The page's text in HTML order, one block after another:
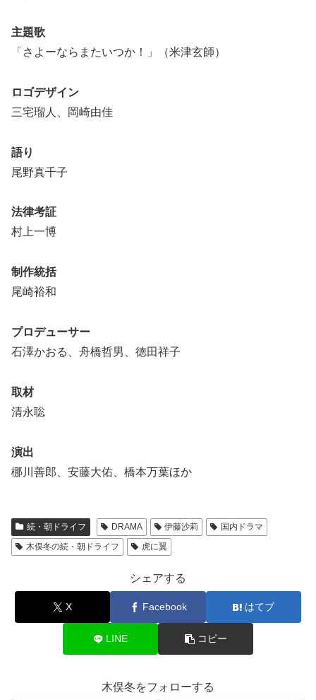
主題歌
「さよーならまたいつか！」（米津玄師）
ロゴデザイン
三宅瑠人、岡崎由佳
語り
尾野真千子
法律考証
村上一博
制作統括
尾崎裕和
プロデューサー
石澤かおる、舟橋哲男、徳田祥子
取材
清永聡
演出
梛川善郎、安藤大佑、橋本万葉ほか
続・朝ドライフ DRAMA 伊藤沙莉
国内ドラマ
木俣冬の続・朝ドライフ
虎に翼
シェアする
X Facebook はてブ
LINE コピー
木俣冬をフォローする